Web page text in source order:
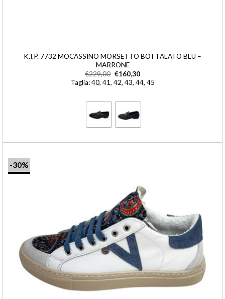
K.I.P. 7732 MOCASSINO MORSETTO BOTTALATO BLU –
MARRONE
€229,00 €160,30
Taglia: 40, 41, 42, 43, 44, 45
-30%